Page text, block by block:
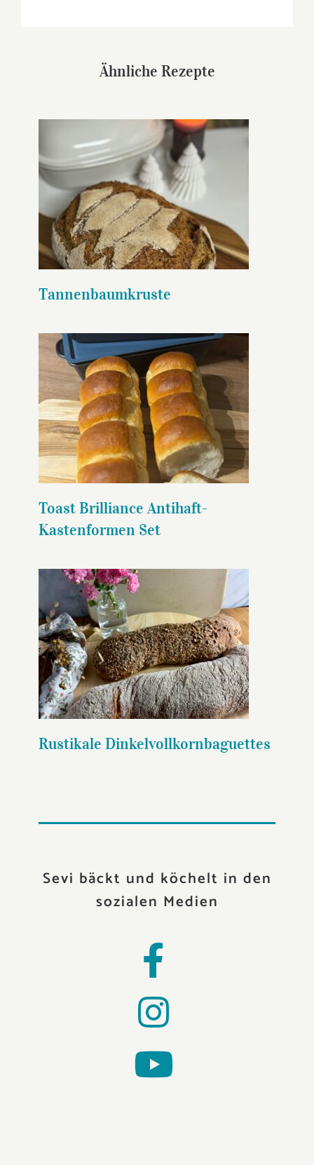
Ähnliche Rezepte
Tannenbaumkruste
Tannenbaumkruste
Toast Brilliance Antihaft-
Kastenformen Set
Toast Brilliance Antihaft-
Kastenformen Set
Rustikale
Dinkelvollkornbaguettes
Rustikale Dinkelvollkornbaguettes
Sevi bäckt und köchelt in den
sozialen Medien